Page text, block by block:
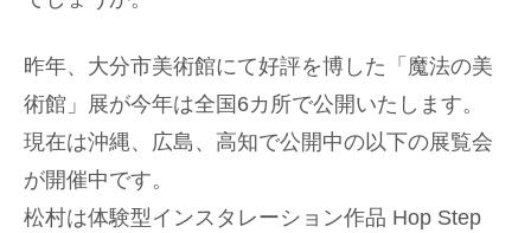
昨年、大分市美術館にて好評を博した「魔法の美
術館」展が今年は全国6カ所で公開いたします。
現在は沖縄、広島、高知で公開中の以下の展覧会
が開催中です。
松村は体験型インスタレーション作品 Hop Step